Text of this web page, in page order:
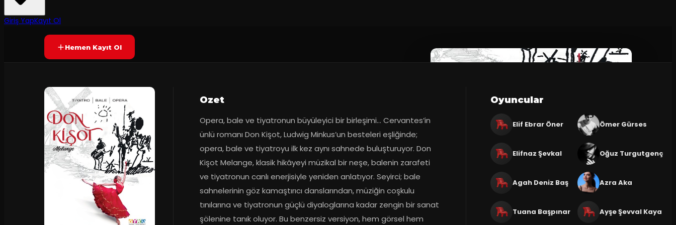
Giriş YapKayıt OlYAKINDA
Hemen Kayıt Ol
Ozet
Opera, bale ve tiyatronun büyüleyici bir birleşimi… Cervantes’in
ünlü romanı Don Kişot, Ludwig Minkus’un besteleri eşliğinde;
opera, bale ve tiyatroyu ilk kez aynı sahnede buluşturuyor. Don
Kişot Melange, klasik hikâyeyi müzikal bir neşe, balenin zarafeti
ve tiyatronun canlı enerjisiyle yeniden anlatıyor. Seyirci; bale
sahnelerinin göz kamaştırıcı danslarından, müziğin coşkulu
tınılarına ve tiyatronun güçlü diyaloglarına kadar zengin bir sanat
şölenine tanık oluyor. Bu benzersiz versiyon, hem görsel hem
Oyuncular
Elif Ebrar Öner Ömer Gürses
Elifnaz Şevkal Oğuz Turgutgenç
Agah Deniz Baş Azra Aka
Tuana Başpınar Ayşe Şevval Kaya